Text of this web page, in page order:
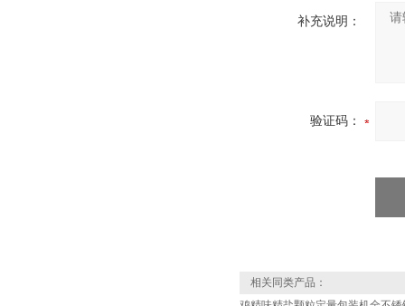
补充说明：
验证码：
相关同类产品：